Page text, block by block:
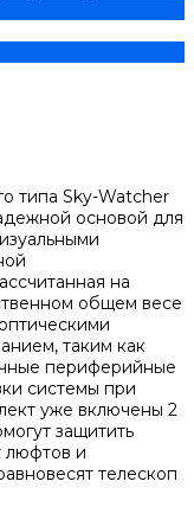
типа Sky-Watcher
основой для
на
общем весе
таким как
периферийные
системы при
уже включены 2
защитить
люфтов и
телескоп